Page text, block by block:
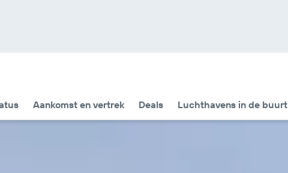
Aankomst en vertrek Deals Luchthavens in de buurt